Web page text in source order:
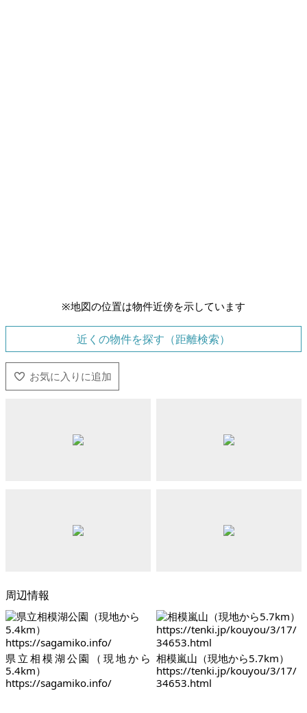
※地図の位置は物件近傍を示しています
近くの物件を探す（距離検索）
周辺情報
県立相模湖公園（現地から
5.4km）
https://sagamiko.info/
相模嵐山（現地から5.7km）
https://tenki.jp/kouyou/3/17/
34653.html